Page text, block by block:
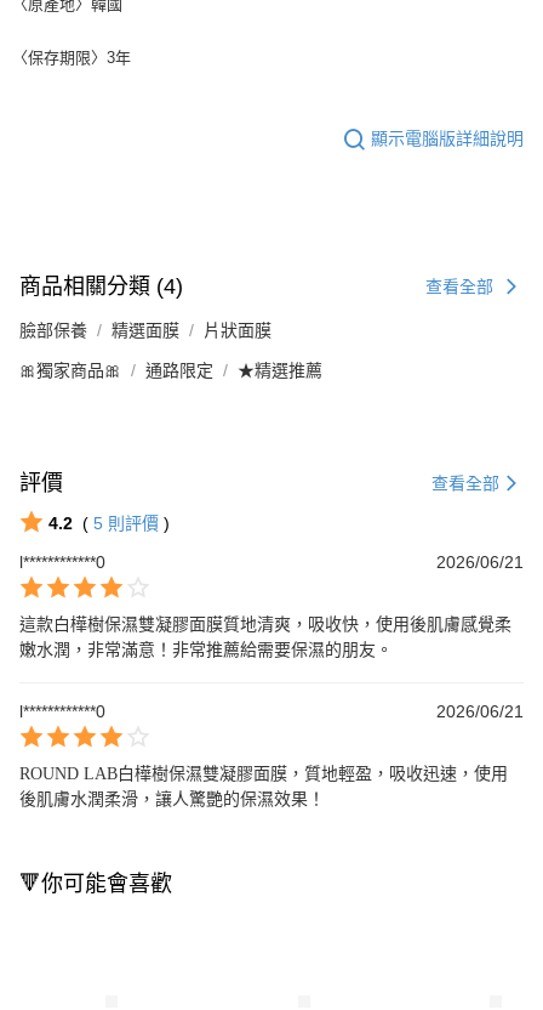
〈原產地〉韓國
〈保存期限〉3年
顯示電腦版詳細說明
商品相關分類 (4) 查看全部
臉部保養 精選面膜 片狀面膜
🎀獨家商品🎀 通路限定 ★精選推薦
評價 查看全部
4.2 ( 5 則評價 )
l************0
2026/06/21
這款白樺樹保濕雙凝膠面膜質地清爽，吸收快，使用後肌膚感覺柔
嫩水潤，非常滿意！非常推薦給需要保濕的朋友。
l************0 2026/06/21
ROUND LAB白樺樹保濕雙凝膠面膜，質地輕盈，吸收迅速，使用
後肌膚水潤柔滑，讓人驚艷的保濕效果！
🔻你可能會喜歡